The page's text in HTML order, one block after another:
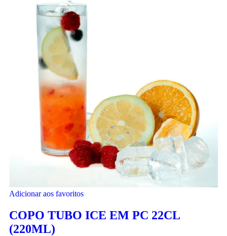
Adicionar aos favoritos
COPO TUBO ICE EM PC 22CL
(220ML)